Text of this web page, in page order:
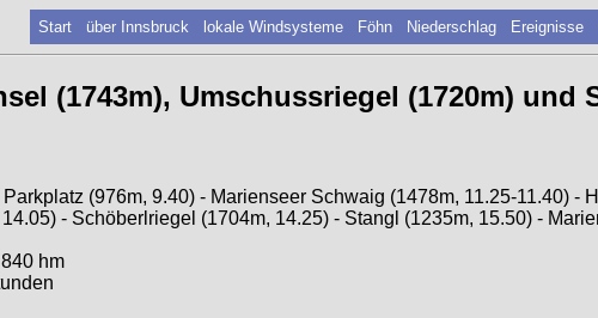
Start über Innsbruck lokale Windsysteme Föhn Niederschlag Ereignisse
(1743m), Umschussriegel (1720m) und
(976m, 9.40) - Marienseer Schwaig (1478m, 11.25-11.40) -
- Schöberlriegel (1704m, 14.25) - Stangl (1235m, 15.50) -
hm